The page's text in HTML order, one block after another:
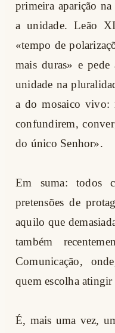
primeira aparição
a unidade. Leão
«tempo de
mais duras» e
unidade na
a do mosaico vivo:
confundirem,
do único Senhor».
Em suma: todos
pretensões de
aquilo que
também
Comunicação,
quem escolha
É, mais uma vez,